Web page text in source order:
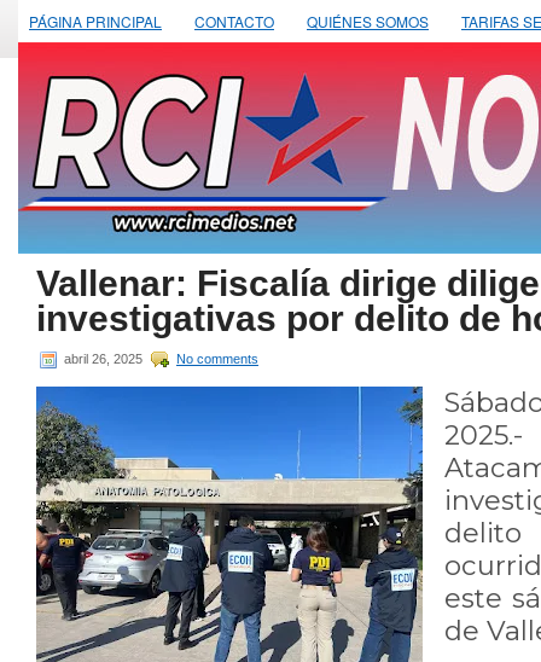
PÁGINA PRINCIPAL CONTACTO QUIÉNES SOMOS TARIFAS
Vallenar: Fiscalía dirige
investigativas por delito de
abril 26, 2025 No comments
este
de